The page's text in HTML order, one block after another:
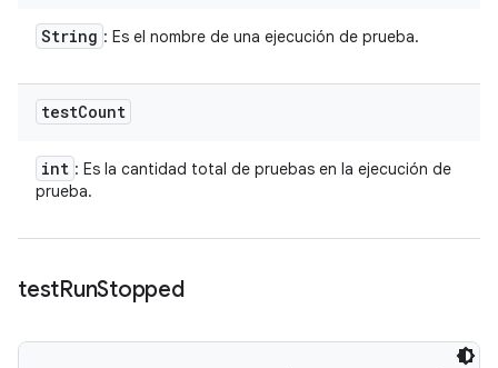
String : Es el nombre de una ejecución de prueba.
testCount
int : Es la cantidad total de pruebas en la ejecución de
prueba.
testRunStopped